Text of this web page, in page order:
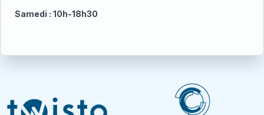
Samedi : 10h-18h30